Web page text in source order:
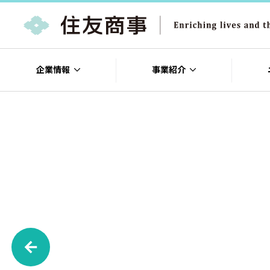
企業情報 事業紹介